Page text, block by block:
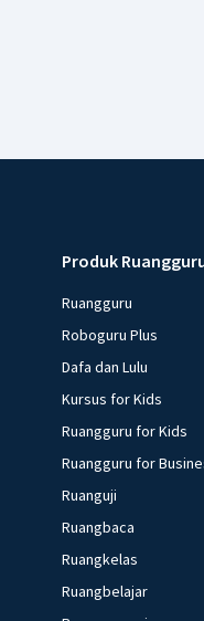
Produk
Ruangguru
Roboguru Plus
Dafa dan Lulu
Kursus for Kids
Ruangguru for Kids
Ruangguru for
Ruanguji
Ruangbaca
Ruangkelas
Ruangbelajar